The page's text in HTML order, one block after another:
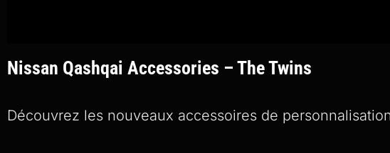
Nissan Qashqai Accessories – The Twins
Découvrez les nouveaux accessoires de